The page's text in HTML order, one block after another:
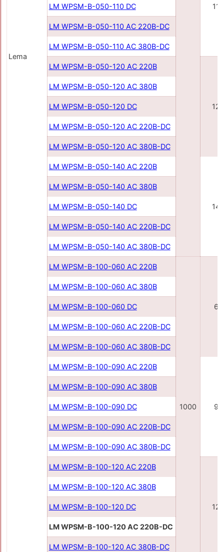
Lema
LM WPSM-B-050-110 DC
LM WPSM-B-050-110 AC 220В-DC
LM WPSM-B-050-110 AC 380В-DC
LM WPSM-B-050-120 AC 220В
LM WPSM-B-050-120 AC 380В
LM WPSM-B-050-120 DC
LM WPSM-B-050-120 AC 220В-DC
LM WPSM-B-050-120 AC 380В-DC
LM WPSM-B-050-140 AC 220В
LM WPSM-B-050-140 AC 380В
LM WPSM-B-050-140 DC
LM WPSM-B-050-140 AC 220В-DC
LM WPSM-B-050-140 AC 380В-DC
LM WPSM-B-100-060 AC 220В
1000
LM WPSM-B-100-060 AC 380В
LM WPSM-B-100-060 DC
LM WPSM-B-100-060 AC 220В-DC
LM WPSM-B-100-060 AC 380В-DC
LM WPSM-B-100-090 AC 220В
LM WPSM-B-100-090 AC 380В
LM WPSM-B-100-090 DC
LM WPSM-B-100-090 AC 220B-DC
LM WPSM-B-100-090 AC 380B-DC
LM WPSM-B-100-120 AC 220B
LM WPSM-B-100-120 AC 380B
LM WPSM-B-100-120 DC
LM WPSM-B-100-120 AC 220B-DC
LM WPSM-B-100-120 AC 380B-DC